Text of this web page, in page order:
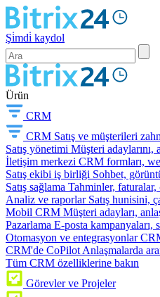
Şi̇mdi̇ kaydol
Ürün
CRM
CRM Satış ve müşterileri
Satış yönetimi Müşteri adaylarını,
İletişim merkezi CRM formları,
Satış ekibi iş birliği Sohbet,
Satış sağlama Tahminler, faturalar,
Analiz ve raporlar Satış hunisini,
Mobil CRM Müşteri adayları,
Pazarlama E-posta kampanyaları,
Otomasyon ve entegrasyonlar
CRM'de CoPilot Anlaşmalarda
Tüm CRM özelliklerine bakın
Görevler ve Projeler